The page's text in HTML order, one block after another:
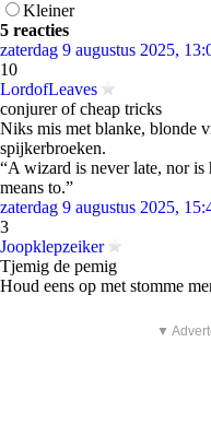
Kleiner
5 reacties
zaterdag 9 augustus 2025,
10
LordofLeaves
conjurer of cheap tricks
Niks mis met blanke, blonde
spijkerbroeken.
“A wizard is never late, nor
means to.”
zaterdag 9 augustus 2025,
3
Joopklepzeiker
Tjemig de pemig
Houd eens op met stomme
▼